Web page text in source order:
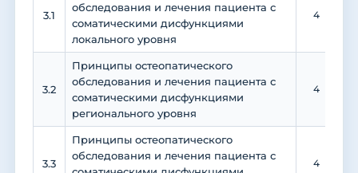
3.1
обследования и лечения пациента с
соматическими дисфункциями
локального уровня
4
3.2
Принципы остеопатического
обследования и лечения пациента с
соматическими дисфункциями
регионального уровня
4
3.3
Принципы остеопатического
обследования и лечения пациента с
4